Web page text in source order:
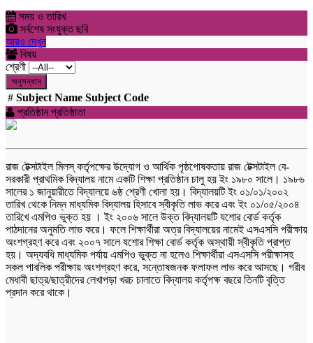
সময় ও তারিখ
সর্বশেষ সংযুক্ত ছবি
আরও দেখুন
বিষয়
শ্রেণী
অনুসন্ধান
# Subject Name Subject Code
প্রতিষ্ঠান প্রতিষ্ঠাতা
রাজ টেক্সটাইল মিলস্ কর্তৃপক্ষের উদ্যোগ ও আর্থিক পৃষ্ঠপোষকতায় রাজ টেক্সটাইল বে-
সরকারী প্রাথমিক বিদ্যালয় নামে একটি শিক্ষা প্রতিষ্ঠান চালু হয় ইং ১৯৮০ সালে। ১৯৮৬
সালের ১ জানুয়ারীতে বিদ্যালয়ে ৬ষ্ঠ শ্রেণী খোলা হয়। বিদ্যালয়টি ইং ০১/০১/২০০২
তারিখ থেকে নিম্ন মাধ্যমিক বিদ্যালয় হিসাবে স্বীকৃতি লাভ করে এবং ইং ০১/০৫/২০০৪
তারিখে এমপিও ভুক্ত হয় । ইং ২০০৬ সালে উক্ত বিদ্যালয়টি যশোর বোর্ড কর্তৃক
পাঠদানের অনুমতি লাভ করে। ফলে শিক্ষার্থীরা অত্র বিদ্যালয়ের নামেই এসএসসি পরীক্ষায়
অংশগ্রহণ করে এবং ২০০৭ সালে যশোর শিক্ষা বোর্ড কর্তৃক অস্থায়ী স্বীকৃতি প্রাপ্ত
হয়। অদ্যবধি মাধ্যমিক পর্যায় এমপিও ভুক্ত না হলেও শিক্ষার্থীরা এসএসসি পরীক্ষাসহ
সকল পাবলিক পরীক্ষায় অংশগ্রহণ করে, সন্তোষজনক ফলাফল লাভ করে আসছে। গরীব
মেধাবী ছাত্র/ছাত্রীদের লেখাপড়া খরচ চালাতে বিদ্যালয় কর্তৃপক্ষ বছরে তিনটি বৃত্তি
প্রদান করে থাকে।